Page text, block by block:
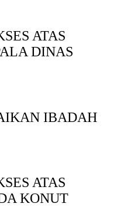
ATAS
DINAS
IBADAH
ATAS
KONUT